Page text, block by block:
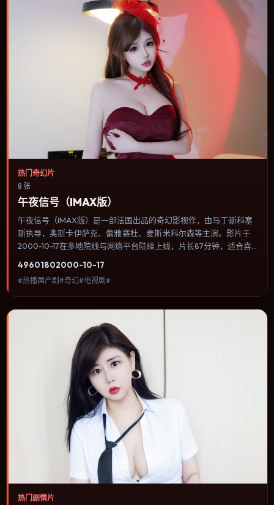
热门奇幻片
8 张
午夜信号（IMAX版）
午夜信号（IMAX版）是一部法国出品的奇幻影视作，由马丁·斯科塞
斯执导，奥斯卡·伊萨克、蕾雅·赛杜、麦斯·米科尔森等主演。影片于
2000-10-17在多地院线与网络平台陆续上线，片长87分钟，适合喜
选择与情节推进，节奏与视听语言统一，可作为休闲观影或类型片补
片的选择。
49601802000-10-17
#热播国产剧#奇幻#电视剧#
热门剧情片